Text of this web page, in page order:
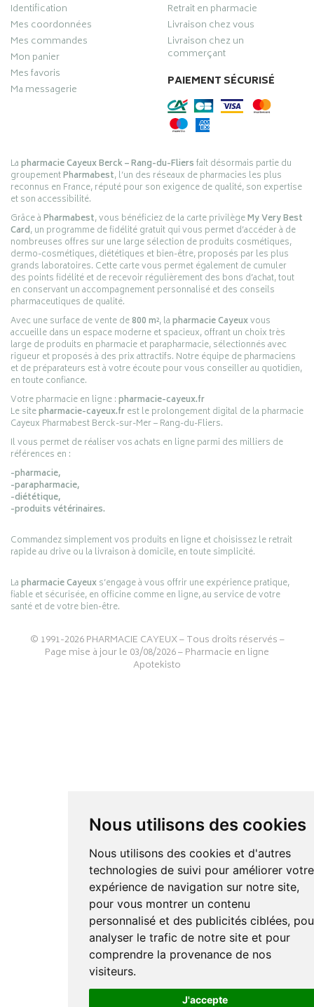
Nous utilisons des cookies
Nous utilisons des cookies et d'autres
technologies de suivi pour améliorer votre
expérience de navigation sur notre site,
pour vous montrer un contenu
personnalisé et des publicités ciblées,
analyser le trafic de notre site et pour
comprendre la provenance de nos
visiteurs.
J'accepte
Identification
Mes coordonnées
Mes commandes
Mon panier
Mes favoris
Ma messagerie
Retrait en pharmacie
Livraison chez vous
Livraison chez un
commerçant
PAIEMENT SÉCURISÉ
Lapharmacie Cayeux Berck – Rang-du-Fliersfait désormais partie du
groupementPharmabest, l’un des réseaux de pharmacies les plus
reconnus en France, réputé pour son exigence de qualité, son expertise
et son accessibilité.
Grâce àPharmabest, vous bénéficiez de la carte privilègeMy Very Best
Card, un programme de fidélité gratuit qui vous permet d’accéder à de
nombreuses offres sur une large sélection de produits cosmétiques,
dermo-cosmétiques, diététiques et bien-être, proposés par les plus
grands laboratoires. Cette carte vous permet également de cumuler
des points fidélité et de recevoir régulièrement des bons d’achat, tout
en conservant un accompagnement personnalisé et des conseils
pharmaceutiques de qualité.
Avec une surface de vente de800 m², lapharmacie Cayeuxvous
accueille dans un espace moderne et spacieux, offrant un choix très
large de produits en pharmacie et parapharmacie, sélectionnés avec
rigueur et proposés à des prix attractifs. Notre équipe de pharmaciens
et de préparateurs est à votre écoute pour vous conseiller au quotidien,
en toute confiance.
Votre pharmacie en ligne :pharmacie-cayeux.fr
Le sitepharmacie-cayeux.frest le prolongement digital de la pharmacie
Cayeux Pharmabest Berck-sur-Mer – Rang-du-Fliers.
Il vous permet de réaliser vos achats en ligne parmi des milliers de
références en :
-pharmacie,
-parapharmacie,
-diététique,
-produits vétérinaires.
Commandez simplement vos produits en ligne et choisissez le retrait
rapide au drive ou la livraison à domicile, en toute simplicité.
Lapharmacie Cayeuxs’engage à vous offrir une expérience pratique,
fiable et sécurisée, en officine comme en ligne, au service de votre
santé et de votre bien-être.
© 1991-2026PHARMACIE CAYEUX– Tous droits réservés –
Page mise à jour le 03/08/2026 –Pharmacie en ligne
Apotekisto